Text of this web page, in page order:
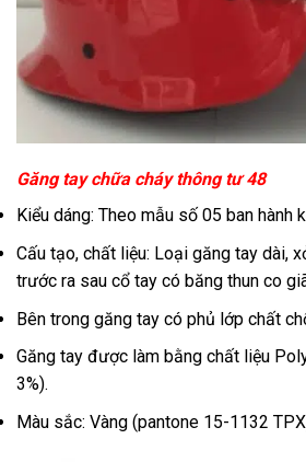
Găng tay chữa cháy thông tư 48
Kiểu dáng: Theo mẫu số 05 ban hành
Cấu tạo, chất liệu: Loại găng tay dài,
trước ra sau cổ tay có băng thun co
Bên trong găng tay có phủ lớp chất
Găng tay được làm bằng chất liệu
3%).
Màu sắc: Vàng (pantone 15-1132